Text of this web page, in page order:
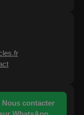
Nous contacter